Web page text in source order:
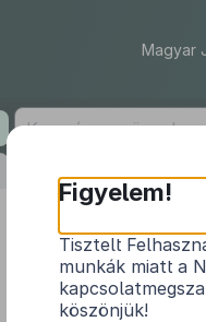
Magyar
a szociális
Figyelem!
Tisztelt
munkák miatt a
köszönjük!